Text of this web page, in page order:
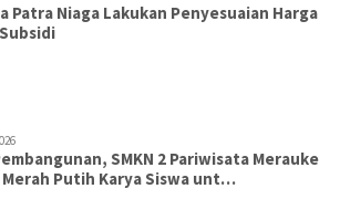
Patra Niaga Lakukan Penyesuaian Harga
SMKN 2 Pariwisata Merauke
Putih Karya Siswa unt…